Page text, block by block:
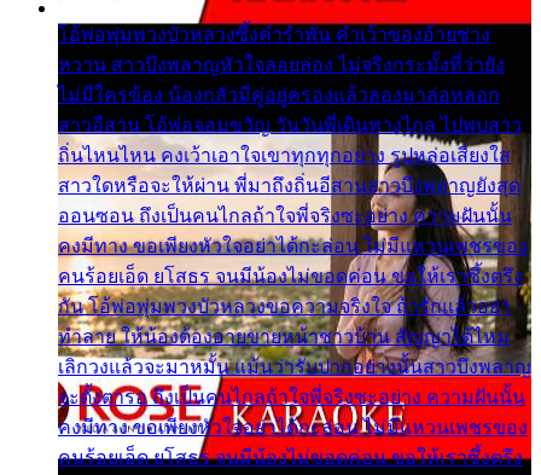
โอ้พ่อพุ่มพวงบัวหลวงซึ้งคำรำพัน คำเว้าของอ้ายช่าง
หวาน สาวบึงพลาญหัวใจลอยล่อง ไม่จริงกระมั้งที่ว่ายัง
ไม่มีใครข้อง น้องกลัวมีคู่อยู่ครองแล้วลองมาล่อหลอก
สาวอีสาน โอ้พ่อจอมขวัญ วันวันพี่เดินทางไกล ไปพบสาว
ถิ่นไหนไหน คงเว้าเอาใจเขาทุกทุกอย่าง รูปหล่อเสียงใส
สาวใดหรือจะให้ผ่าน พี่มาถึงถิ่นอีสานสาวบึงพลาญยังสุด
ออนซอน ถึงเป็นคนไกลถ้าใจพี่จริงซะอย่าง ความฝันนั้น
คงมีทาง ขอเพียงหัวใจอย่าได้กะล่อน ไม่มีแหวนเพชรของ
คนร้อยเอ็ด ยโสธร จนมีน้องไม่ขอดค่อน ขอให้เราซึ้งตรึง
กัน โอ้พ่อพุ่มพวงบัวหลวงขอความจริงใจ ถ้ารักแล้วอย่า
ทำลาย ให้น้องต้องอายขายหน้าชาวบ้าน สัญญาได้ไหม
เลิกวงแล้วจะมาหมั้น แม้นว่ารับปากอย่างนั้นสาวบึงพลาญ
จะตั้งตารอ ถึงเป็นคนไกลถ้าใจพี่จริงซะอย่าง ความฝันนั้น
คงมีทาง ขอเพียงหัวใจอย่าได้กะล่อน ไม่มีแหวนเพชรของ
คนร้อยเอ็ด ยโสธร จนมีน้องไม่ขอดค่อน ขอให้เราซึ้งตรึง